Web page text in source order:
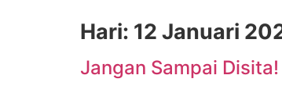
Hari: 12 Januari
Jangan Sampai